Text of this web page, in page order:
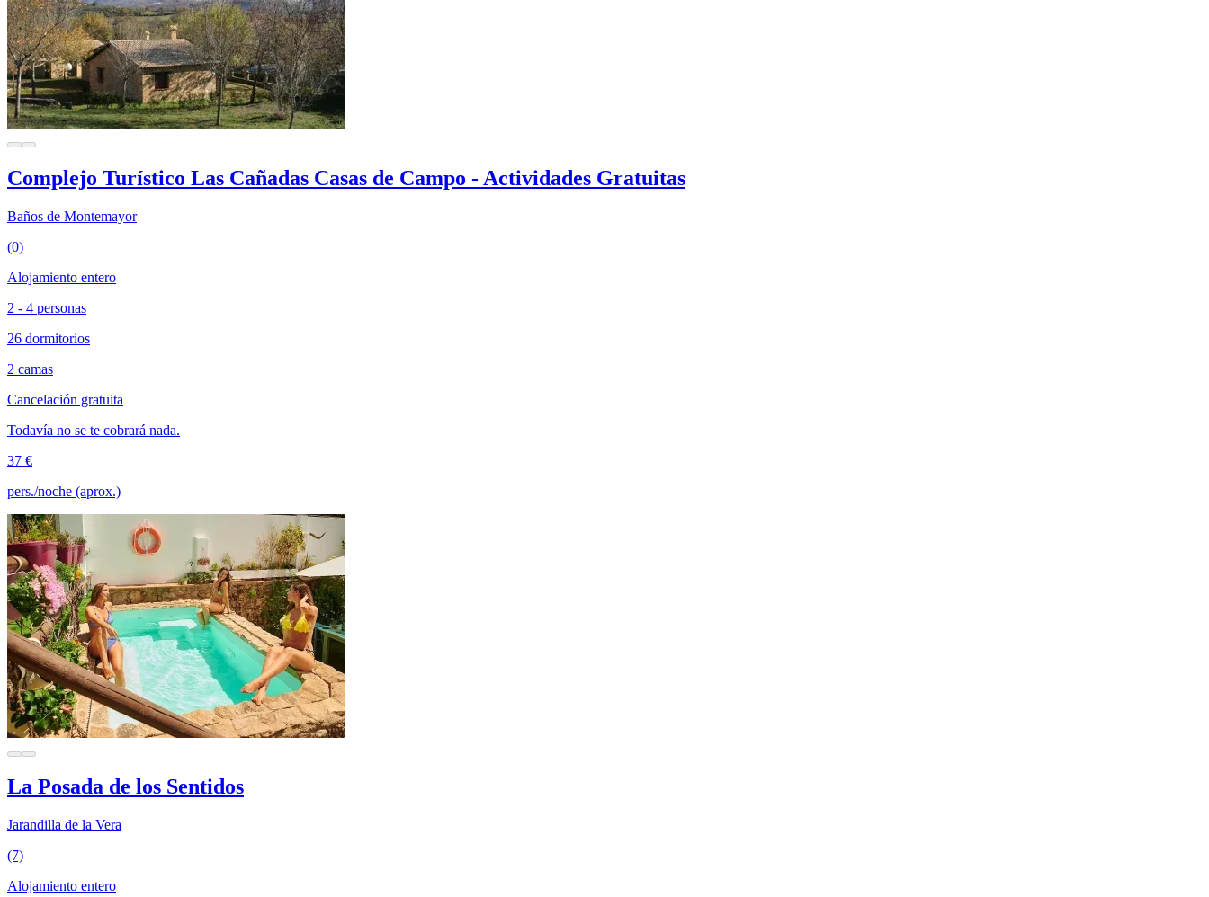
Complejo Turístico Las Cañadas Casas de Campo - Actividades Gratuitas
Baños de Montemayor
(0)
Alojamiento entero
2 - 4 personas
26 dormitorios
2 camas
Cancelación gratuita
Todavía no se te cobrará nada.
37 €
pers./noche (aprox.)
La Posada de los Sentidos
Jarandilla de la Vera
(7)
Alojamiento entero